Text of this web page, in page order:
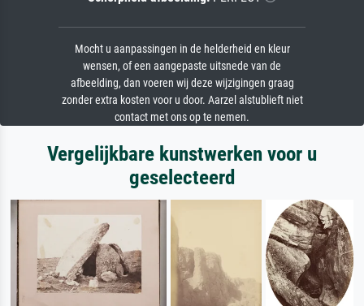
Mocht u aanpassingen in de helderheid en kleur
wensen, of een aangepaste uitsnede van de
afbeelding, dan voeren wij deze wijzigingen graag
zonder extra kosten voor u door. Aarzel alstublieft niet
contact met ons op te nemen.
Vergelijkbare kunstwerken voor u
geselecteerd